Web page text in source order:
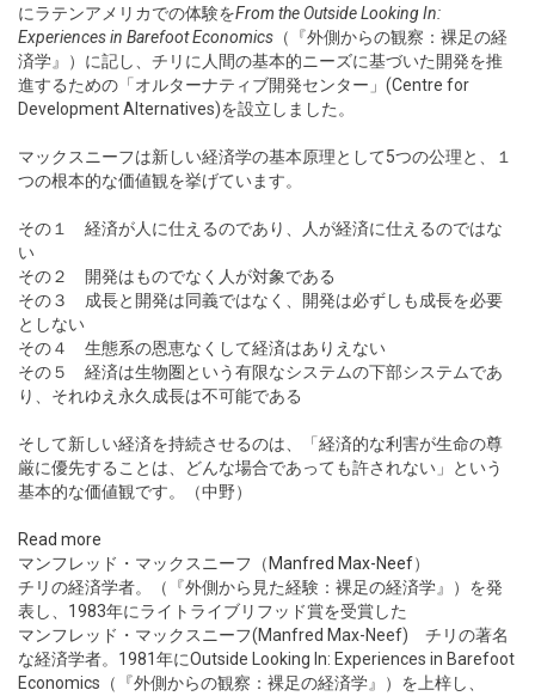
にラテンアメリカでの体験をFrom the Outside Looking In:
Experiences in Barefoot Economics （『外側からの観察：裸足の経
済学』）に記し、チリに人間の基本的ニーズに基づいた開発を推
進するための「オルターナティブ開発センター」(Centre for
Development Alternatives)を設立しました。
マックスニーフは新しい経済学の基本原理として5つの公理と、１
つの根本的な価値観を挙げています。
その１ 経済が人に仕えるのであり、人が経済に仕えるのではな
い
その２ 開発はものでなく人が対象である
その３ 成長と開発は同義ではなく、開発は必ずしも成長を必要
としない
その４ 生態系の恩恵なくして経済はありえない
その５ 経済は生物圏という有限なシステムの下部システムであ
り、それゆえ永久成長は不可能である
そして新しい経済を持続させるのは、「経済的な利害が生命の尊
厳に優先することは、どんな場合であっても許されない」という
基本的な価値観です。（中野）
Read more
マンフレッド・マックスニーフ（ Manfred Max-Neef）
チリの経済学者。（『外側から見た経験：裸足の経済学』）を発
表し、1983年にライトライブリフッド賞を受賞した
マンフレッド・マックスニーフ(Manfred Max-Neef) チリの著名
な経済学者。1981年にOutside Looking In: Experiences in Barefoot
Economics（『外側からの観察：裸足の経済学』）を上梓し、